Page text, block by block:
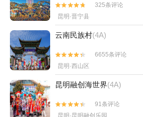


325条评论
昆明·晋宁县
云南民族村(4A)


6655条评论
昆明·西山区
昆明融创海世界(4A)


91条评论